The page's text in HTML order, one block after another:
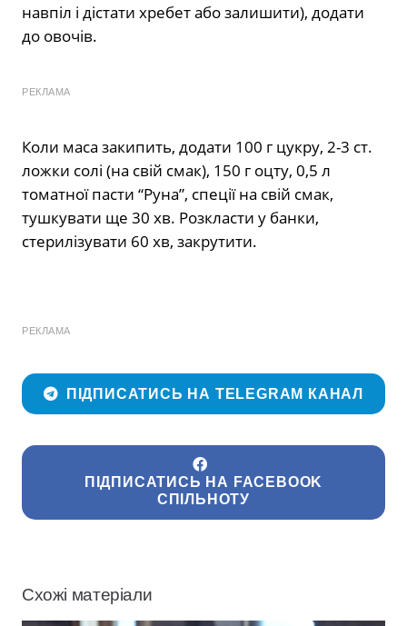
навпіл і дістати хребет або залишити), додати
до овочів.
РЕКЛАМА
Коли маса закипить, додати 100 г цукру, 2-3 ст.
ложки солі (на свій смак), 150 г оцту, 0,5 л
томатної пасти “Руна”, спеції на свій смак,
тушкувати ще 30 хв. Розкласти у банки,
стерилізувати 60 хв, закрутити.
РЕКЛАМА
ПІДПИСАТИСЬ НА TELEGRAM КАНАЛ
ПІДПИСАТИСЬ НА FACEBOOK
СПІЛЬНОТУ
Схожі матеріали